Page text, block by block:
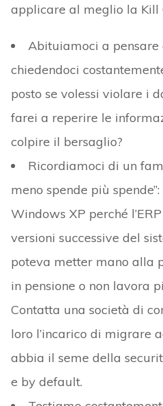
applicare al meglio la Kill
Abituiamoci a pensare
chiedendoci
posto se volessi violare i
farei a reperire le
colpire il bersaglio?
Ricordiamoci di un
meno spende più
Windows XP perché
versioni successive del
poteva metter mano alla
in pensione o non lavora
Contatta una società di
loro l’incarico di migrare
abbia il seme della
e by default.